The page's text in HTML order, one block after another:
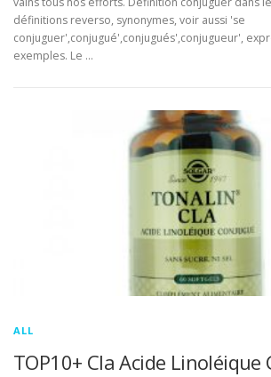
définitions reverso, synonymes, voir aussi 'se
conjuguer',conjugué',conjugués',conjugueur',
exemples. Le …
ALL
TOP10+ Cla Acide Linoléique